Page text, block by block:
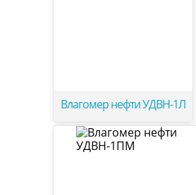
Влагомер нефти УДВН-1Л